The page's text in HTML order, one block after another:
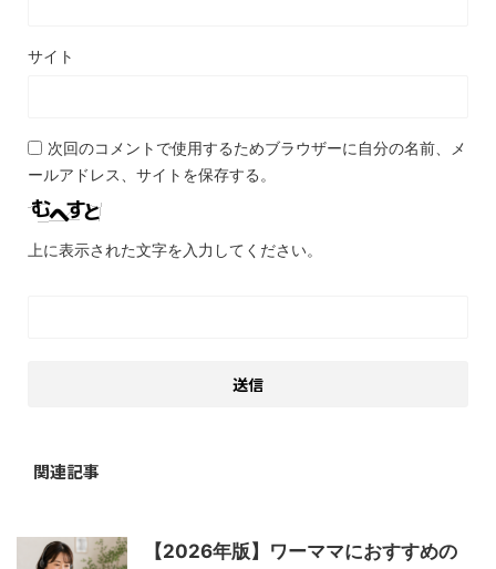
サイト
次回のコメントで使用するためブラウザーに自分の名前、メ
ールアドレス、サイトを保存する。
上に表示された文字を入力してください。
関連記事
【2026年版】ワーママにおすすめの